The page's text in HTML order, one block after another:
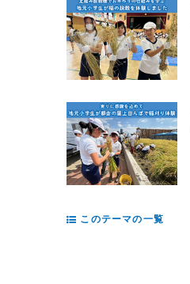
このテーマの一覧